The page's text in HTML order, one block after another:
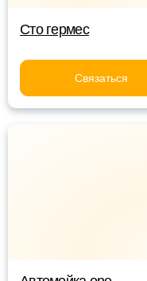
Сто гермес
Связаться